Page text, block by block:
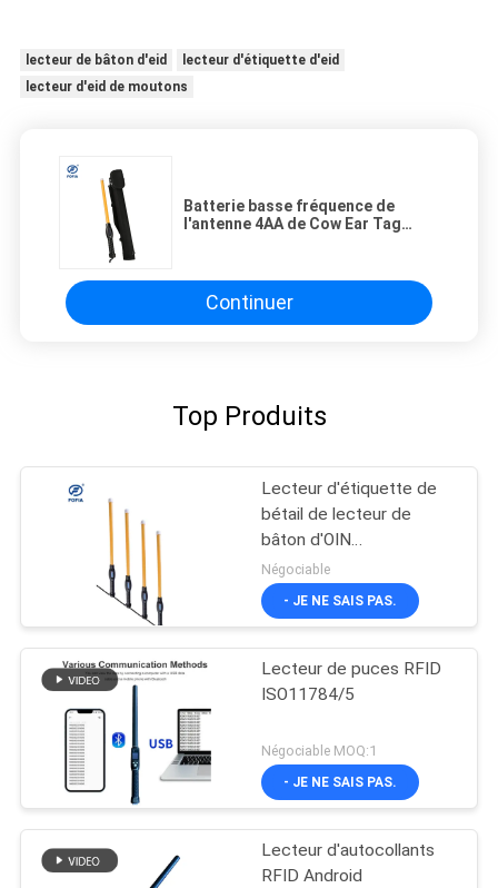
lecteur de bâton d'eid
lecteur d'étiquette d'eid
lecteur d'eid de moutons
Batterie basse fréquence de
l'antenne 4AA de Cow Ear Tag
Continuer
Top Produits
Lecteur d'étiquette de
bétail de lecteur de
bâton d'OIN
11784/11785 LF RFID
avec le grand stockage
de données
Négociable
- JE NE SAIS PAS.
Lecteur de puces RFID
ISO11784/5
Négociable MOQ:1
- JE NE SAIS PAS.
Lecteur d'autocollants
RFID Android